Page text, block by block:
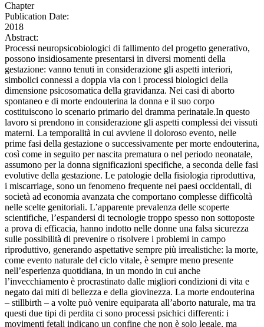
Chapter
Publication Date:
2018
Abstract:
Processi neuropsicobiologici di fallimento del progetto generativo,
possono insidiosamente presentarsi in diversi momenti della
gestazione: vanno tenuti in considerazione gli aspetti interiori,
simbolici connessi a doppia via con i processi biologici della
dimensione psicosomatica della gravidanza. Nei casi di aborto
spontaneo e di morte endouterina la donna e il suo corpo
costituiscono lo scenario primario del dramma perinatale.In questo
lavoro si prendono in considerazione gli aspetti complessi dei vissuti
materni. La temporalità in cui avviene il doloroso evento, nelle
prime fasi della gestazione o successivamente per morte endouterina,
così come in seguito per nascita prematura o nel periodo neonatale,
assumono per la donna significazioni specifiche, a seconda delle fasi
evolutive della gestazione. Le patologie della fisiologia riproduttiva,
i miscarriage, sono un fenomeno frequente nei paesi occidentali, di
società ad economia avanzata che comportano complesse difficoltà
nelle scelte genitoriali. L’apparente prevalenza delle scoperte
scientifiche, l’espandersi di tecnologie troppo spesso non sottoposte
a prova di efficacia, hanno indotto nelle donne una falsa sicurezza
sulle possibilità di prevenire o risolvere i problemi in campo
riproduttivo, generando aspettative sempre più irrealistiche: la morte,
come evento naturale del ciclo vitale, è sempre meno presente
nell’esperienza quotidiana, in un mondo in cui anche
l’invecchiamento è procrastinato dalle migliori condizioni di vita e
negato dai miti di bellezza e della giovinezza. La morte endouterina
– stillbirth – a volte può venire equiparata all’aborto naturale, ma tra
questi due tipi di perdita ci sono processi psichici differenti: i
movimenti fetali indicano un confine che non è solo legale, ma